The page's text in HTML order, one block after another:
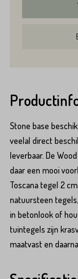
Stone base
veelal direct
leverbaar. De
daar een mooi
Toscana tegel 2
natuursteen
in betonlook of
tuintegels zijn
maatvast en
Variant*
Hoeveel m2
Voornaam*
Voornaam*
Achternaam*